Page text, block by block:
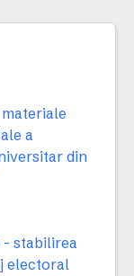
a
din
- stabilirea
electoral